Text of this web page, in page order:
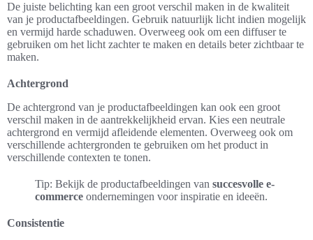
De juiste belichting kan een groot verschil maken in de kwaliteit
van je productafbeeldingen. Gebruik natuurlijk licht indien mogelijk
en vermijd harde schaduwen. Overweeg ook om een diffuser te
gebruiken om het licht zachter te maken en details beter zichtbaar te
maken.
Achtergrond
De achtergrond van je productafbeeldingen kan ook een groot
verschil maken in de aantrekkelijkheid ervan. Kies een neutrale
achtergrond en vermijd afleidende elementen. Overweeg ook om
verschillende achtergronden te gebruiken om het product in
verschillende contexten te tonen.
Tip: Bekijk de productafbeeldingen van succesvolle e-
commerce ondernemingen voor inspiratie en ideeën.
Consistentie